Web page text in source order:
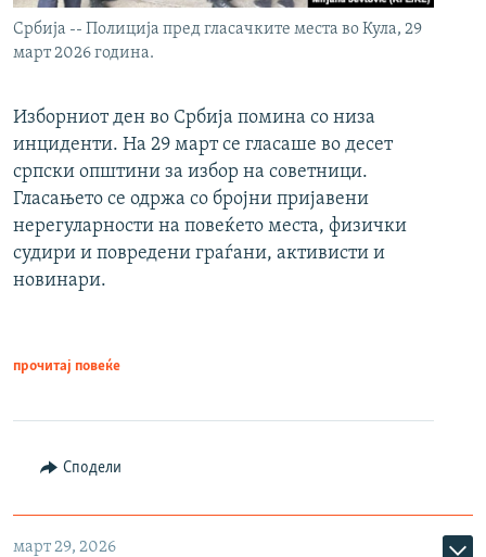
Србија -- Полиција пред гласачките места во Кула, 29
март 2026 година.
Изборниот ден во Србија помина со низа
инциденти. На 29 март се гласаше во десет
српски општини за избор на советници.
Гласањето се одржа со бројни пријавени
нерегуларности на повеќето места, физички
судири и повредени граѓани, активисти и
новинари.
прочитај повеќе
Сподели
март 29, 2026